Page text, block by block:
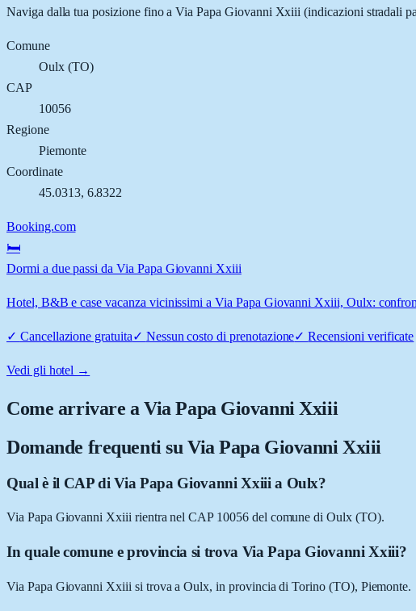
Naviga dalla tua posizione fino aVia Papa Giovanni Xxiii (indicazioni stradali
Comune
Oulx(TO)
CAP
10056
Regione
Piemonte
Coordinate
45.0313, 6.8322
Booking.com
🛏️
Dormi a due passi da Via Papa Giovanni Xxiii
Hotel, B&B e case vacanza vicinissimi a Via Papa Giovanni Xxiii, Oulx:
✓ Cancellazione gratuita✓ Nessun costo di prenotazione✓Recensioni verificate
Vedi gli hotel →
Come arrivare aVia Papa Giovanni Xxiii
Domande frequenti su Via Papa Giovanni Xxiii
Qual è il CAP di Via Papa Giovanni Xxiii a Oulx?
Via Papa Giovanni Xxiii rientra nel CAP 10056 del comune di Oulx (TO).
In quale comune e provincia si trova Via Papa Giovanni Xxiii?
Via Papa Giovanni Xxiii si trova a Oulx, in provincia di Torino (TO), Piemonte.